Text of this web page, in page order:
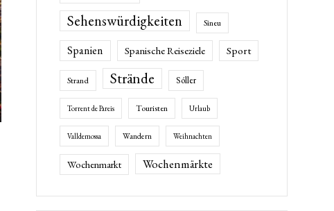
Sehenswürdigkeiten Sineu
Spanien Spanische Reiseziele Sport
Strand Strände Sóller
Torrent de Pareis Touristen Urlaub
Valldemossa Wandern Weihnachten
Wochenmarkt Wochenmärkte